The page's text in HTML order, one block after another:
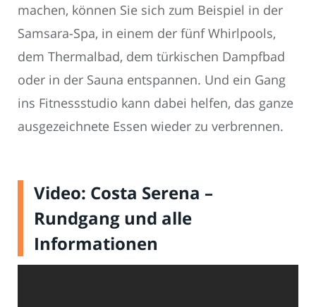
machen, können Sie sich zum Beispiel in der
Samsara-Spa, in einem der fünf Whirlpools,
dem Thermalbad, dem türkischen Dampfbad
oder in der Sauna entspannen. Und ein Gang
ins Fitnessstudio kann dabei helfen, das ganze
ausgezeichnete Essen wieder zu verbrennen.
Video: Costa Serena –
Rundgang und alle
Informationen